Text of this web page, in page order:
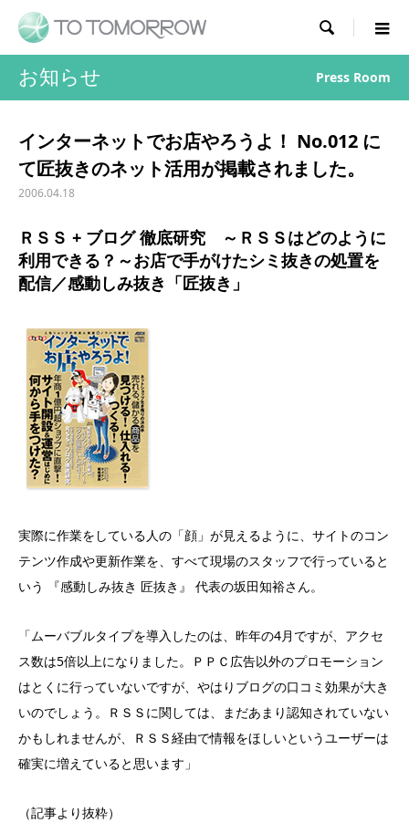

お知らせ Press Room
インターネットでお店やろうよ！ No.012 に
て匠抜きのネット活用が掲載されました。
2006.04.18
ＲＳＳ + ブログ 徹底研究 ～ＲＳＳはどのように
利用できる？～お店で手がけたシミ抜きの処置を
配信／感動しみ抜き「匠抜き」
実際に作業をしている人の「顔」が見えるように、サイトのコン
テンツ作成や更新作業を、すべて現場のスタッフで行っていると
いう 『感動しみ抜き 匠抜き』 代表の坂田知裕さん。
「ムーバブルタイプを導入したのは、昨年の4月ですが、アクセ
ス数は5倍以上になりました。ＰＰＣ広告以外のプロモーション
はとくに行っていないですが、やはりブログの口コミ効果が大き
いのでしょう。ＲＳＳに関しては、まだあまり認知されていない
かもしれませんが、ＲＳＳ経由で情報をほしいというユーザーは
確実に増えていると思います」
（記事より抜粋）